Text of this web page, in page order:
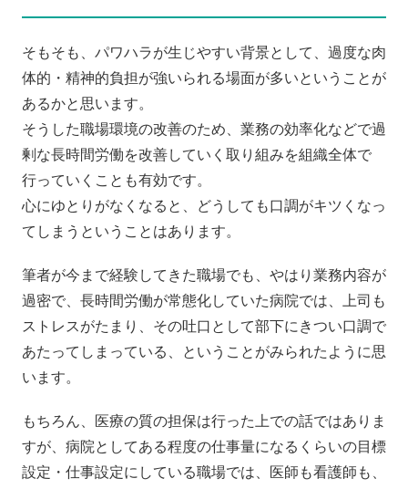
そもそも、パワハラが生じやすい背景として、過度な肉
体的・精神的負担が強いられる場面が多いということが
あるかと思います。
そうした職場環境の改善のため、業務の効率化などで過
剰な長時間労働を改善していく取り組みを組織全体で
行っていくことも有効です。
心にゆとりがなくなると、どうしても口調がキツくなっ
てしまうということはあります。
筆者が今まで経験してきた職場でも、やはり業務内容が
過密で、長時間労働が常態化していた病院では、上司も
ストレスがたまり、その吐口として部下にきつい口調で
あたってしまっている、ということがみられたように思
います。
もちろん、医療の質の担保は行った上での話ではありま
すが、病院としてある程度の仕事量になるくらいの目標
設定・仕事設定にしている職場では、医師も看護師も、